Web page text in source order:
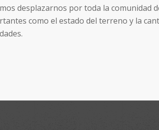
desplazarnos por toda la comunidad
como el estado del terreno y la